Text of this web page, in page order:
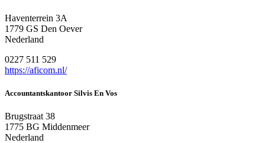
Haventerrein 3A
1779 GS Den Oever
Nederland
0227 511 529
https://aficom.nl/
Accountantskantoor Silvis En Vos
Brugstraat 38
1775 BG Middenmeer
Nederland